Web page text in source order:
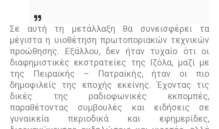
Σε αυτή τη μετάλλαξη θα συνεισφέρει τα
μέγιστα η υιοθέτηση πρωτοποριακών τεχνικών
προώθησης. Εξάλλου, δεν ήταν τυχαίο ότι οι
διαφημιστικές εκστρατείες της Ιζόλα, μαζί με
της Πειραϊκής – Πατραϊκής, ήταν οι πιο
δημοφιλείς της εποχής εκείνης. Έχοντας τις
δικές της ραδιοφωνικές εκπομπές,
παραθέτοντας συμβουλές και ειδήσεις σε
γυναικεία περιοδικά και εφημερίδες,